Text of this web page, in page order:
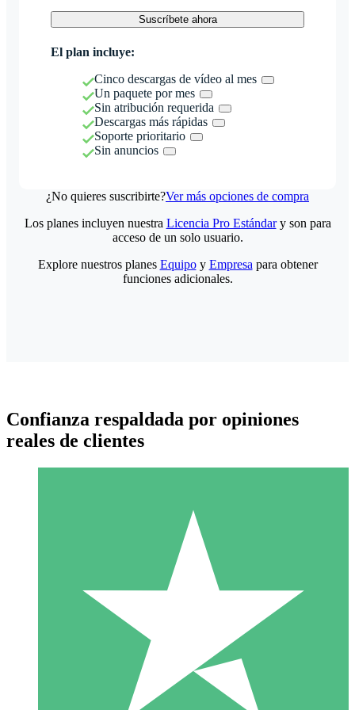
Suscríbete ahora
El plan incluye:
Cinco descargas de vídeo al mes
Un paquete por mes
Sin atribución requerida
Descargas más rápidas
Soporte prioritario
Sin anuncios
¿No quieres suscribirte?Ver más opciones de compra
Paquetes de Créditos Individuales
Paga según el uso con créditos de descarga. Sin compromiso
10 00
Los planes incluyen nuestra Licencia Pro Estándary son para
acceso de un solo usuario.
Explore nuestros planes Equipoy Empresa para obtener
funciones adicionales.
Confianza respaldada por opiniones
reales de clientes